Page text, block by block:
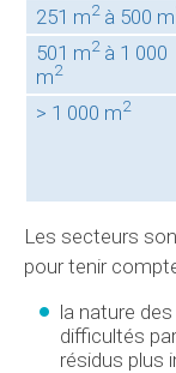
251 m2à 500 m
501 m2à 1 000
m2
> 1 000 m2
Les secteurs
pour tenir
la nature
difficultés
résidus plus